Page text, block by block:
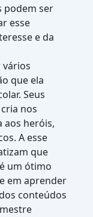
podem ser
esse
e da
vários
que ela
Seus
nos
aos heróis,
A esse
que
um ótimo
em aprender
conteúdos